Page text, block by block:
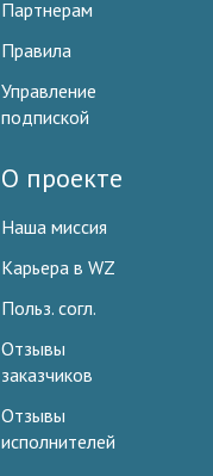
Партнерам
Правила
Управление
подпиской
О проекте
Наша миссия
Карьера в WZ
Польз. согл.
Отзывы
заказчиков
Отзывы
исполнителей